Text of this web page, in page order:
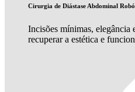
Cirurgia de Diástase Abdominal
Incisões mínimas, elegância
recuperar a estética e